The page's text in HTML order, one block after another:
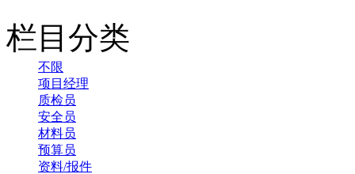
栏目分类
不限
项目经理
质检员
安全员
材料员
预算员
资料/报件